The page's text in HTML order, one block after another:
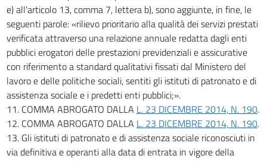
e) all'articolo 13, comma 7, lettera b), sono aggiunte, in fine, le
seguenti parole: «rilievo prioritario alla qualità dei servizi prestati
verificata attraverso una relazione annuale redatta dagli enti
pubblici erogatori delle prestazioni previdenziali e assicurative
con riferimento a standard qualitativi fissati dal Ministero del
lavoro e delle politiche sociali, sentiti gli istituti di patronato e di
assistenza sociale e i predetti enti pubblici;».
11. COMMA ABROGATO DALLA L. 23 DICEMBRE 2014, N. 190.
12. COMMA ABROGATO DALLA L. 23 DICEMBRE 2014, N. 190.
13. Gli istituti di patronato e di assistenza sociale riconosciuti in
via definitiva e operanti alla data di entrata in vigore della